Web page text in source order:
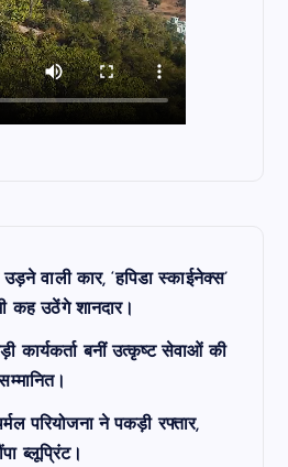
वाली कार, ‘हपिडा स्काईनेक्स’
उठेंगे शानदार।
कार्यकर्ता बनीं उत्कृष्ट सेवाओं की
परियोजना ने पकड़ी रफ्तार,
ब्लूप्रिंट।